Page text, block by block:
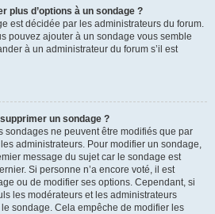
plus d’options à un sondage ?
est décidée par les administrateurs du forum.
pouvez ajouter à un sondage vous semble
à un administrateur du forum s’il est
un sondage ?
sondages ne peuvent être modifiés que par
administrateurs. Pour modifier un sondage,
message du sujet car le sondage est
Si personne n’a encore voté, il est
ou de modifier ses options. Cependant, si
les modérateurs et les administrateurs
sondage. Cela empêche de modifier les